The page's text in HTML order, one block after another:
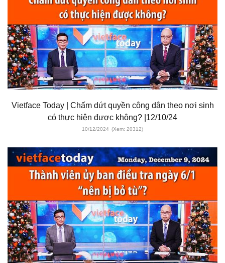
Vietface Today | Chấm dứt quyền công dân theo nơi sinh
có thực hiện được không? |12/10/24
10/12/2024 (Xem: 20312)